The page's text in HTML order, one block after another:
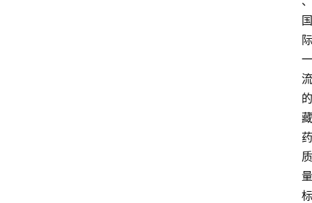
国
际
一
流
的
藏
药
质
量
标